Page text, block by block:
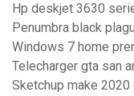
Hp deskjet 3630
Penumbra black
Windows 7 home
Telecharger gta san
Sketchup make 2020